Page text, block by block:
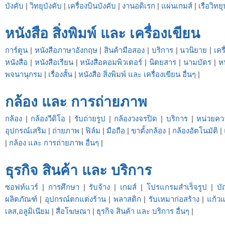
บังคับ | วิทยุบังคับ | เครื่องบินบังคับ | งานอดิเรก | แผ่นเกมส์ | เรือวิท
หนังสือ สิ่งพิมพ์ และ เครื่องเขียน
การ์ตูน | หนังสือภาษาอังกฤษ| สินค้ามือสอง | บริการ|นวนิยาย | เค
หนังสือ | หนังสือเรียน|หนังสือคอมพิวเตอร์ |นิตยสาร | นามบัตร| ห
พจนานุกรม | เรื่องสั้น | หนังสือ สิ่งพิมพ์ และ เครื่องเขียน อื่นๆ |
กล้อง และ การถ่ายภาพ
กล้อง | กล้องวีดิโอ | รับถ่ายรูป | กล้องวงจรปิด | บริการ|หน่วยค
อุปกรณ์เสริม | ถ่ายภาพ | ฟิล์ม | มือถือ |ขาตั้งกล้อง | กล้องอัตโนมัติ |
| กล้อง และ การถ่ายภาพ อื่นๆ |
ธุรกิจ สินค้า และ บริการ
ซอฟท์แวร์ | การศึกษา | รับจ้าง | เกมส์ | โปรแกรมสำเร็จรูป | บั
ผลิตภัณฑ์ | อุปกรณ์ตกแต่งร้าน | พลาสติก | รับเหมาก่อสร้าง | แก้ว
เลส,อลูมิเนียม | สื่อโฆษณา | ธุรกิจ สินค้า และ บริการ อื่นๆ |